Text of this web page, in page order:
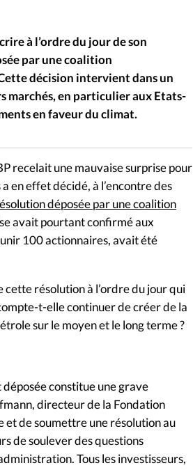
à l’ordre du jour de son
par une coalition
décision intervient dans un
marchés, en particulier aux Etats-
en faveur du climat.
recelait une mauvaise surprise pour
en effet décidé, à l’encontre des
déposée par une coalition
avait pourtant confirmé aux
100 actionnaires, avait été
cette résolution à l’ordre du jour qui
t-elle continuer de créer de la
sur le moyen et le long terme ?
constitue une grave
directeur de la Fondation
et de soumettre une résolution au
de soulever des questions
Tous les investisseurs,